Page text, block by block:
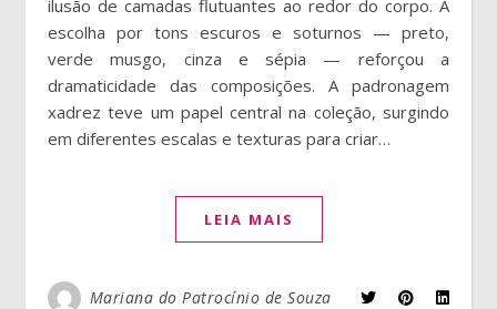
ilusão de camadas flutuantes ao redor do corpo. A
escolha por tons escuros e soturnos — preto,
verde musgo, cinza e sépia — reforçou a
dramaticidade das composições. A padronagem
xadrez teve um papel central na coleção, surgindo
em diferentes escalas e texturas para criar…
LEIA MAIS
Mariana do Patrocínio de Souza